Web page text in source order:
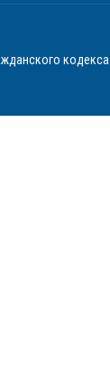
кодекса